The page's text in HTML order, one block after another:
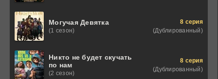
Могучая Девятка
(1 сезон)
8 серия
(Дублированный)
Никто не будет скучать
по нам
(2 сезон)
8 серия
(Дублированный)